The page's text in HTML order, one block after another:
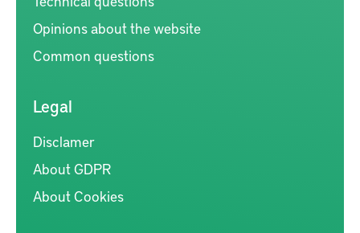
Opinions about the website
Common questions
Legal
Disclamer
About GDPR
About Cookies